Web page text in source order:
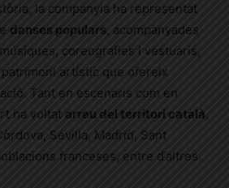
la companyia ha representat
danses populars, acompanyades
coreografies i vestuaris,
artístic que ofereix
Tant en escenaris com en
ha voltat arreu del territori català,
Sevilla, Madrid, Sant
franceses, entre d’altres.